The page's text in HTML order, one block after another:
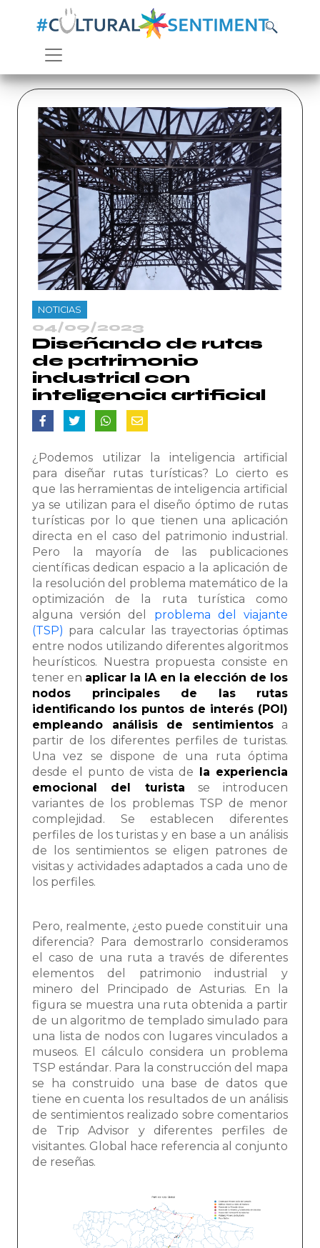
NOTICIAS
04/09/2023
Diseñando de rutas
de patrimonio
industrial con
inteligencia artificial
¿Podemos utilizar la inteligencia artificial
para diseñar rutas turísticas? Lo cierto es
que las herramientas de inteligencia artificial
ya se utilizan para el diseño óptimo de rutas
turísticas por lo que tienen una aplicación
directa en el caso del patrimonio industrial.
Pero la mayoría de las publicaciones
científicas dedican espacio a la aplicación de
la resolución del problema matemático de la
optimización de la ruta turística como
alguna versión del problema del viajante
(TSP) para calcular las trayectorias óptimas
entre nodos utilizando diferentes algoritmos
heurísticos. Nuestra propuesta consiste en
tener en aplicar la IA en la elección de los
nodos principales de las rutas
identificando los puntos de interés (POI)
empleando análisis de sentimientosa
partir de los diferentes perfiles de turistas.
Una vez se dispone de una ruta óptima
desde el punto de vista de la experiencia
emocional del turista se introducen
variantes de los problemas TSP de menor
complejidad. Se establecen diferentes
perfiles de los turistas y en base a un análisis
de los sentimientos se eligen patrones de
visitas y actividades adaptados a cada uno de
los perfiles.
Pero, realmente, ¿esto puede constituir una
diferencia? Para demostrarlo consideramos
el caso de una ruta a través de diferentes
elementos del patrimonio industrial y
minero del Principado de Asturias. En la
figura se muestra una ruta obtenida a partir
de un algoritmo de templado simulado para
una lista de nodos con lugares vinculados a
museos. El cálculo considera un problema
TSP estándar. Para la construcción del mapa
se ha construido una base de datos que
tiene en cuenta los resultados de un análisis
de sentimientos realizado sobre comentarios
de Trip Advisor y diferentes perfiles de
visitantes. Global hace referencia al conjunto
de reseñas.